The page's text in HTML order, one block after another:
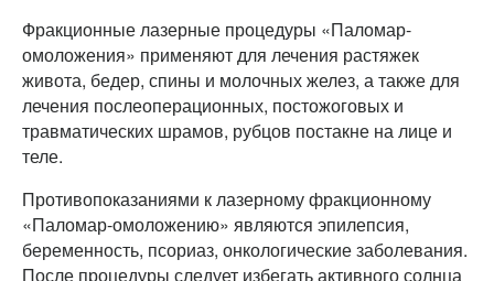
Фракционные лазерные процедуры «Паломар-
омоложения» применяют для лечения растяжек
живота, бедер, спины и молочных желез, а также для
лечения послеоперационных, постожоговых и
травматических шрамов, рубцов постакне на лице и
теле.
Противопоказаниями к лазерному фракционному
«Паломар-омоложению» являются эпилепсия,
беременность, псориаз, онкологические заболевания.
После процедуры следует избегать активного солнца